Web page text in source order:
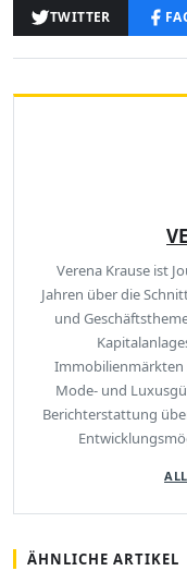
TWITTER
Verena Krause ist
Jahren über die
und
Immobilienmärkten
Mode- und
Berichterstattung
ÄHNLICHE ARTIKEL